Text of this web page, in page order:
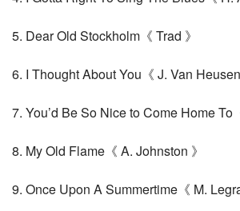
5. Dear Old Stockholm《 Trad 》
6. I Thought About You《 J. Van Heusen
7. You’d Be So Nice to Come Home To
8. My Old Flame《 A. Johnston 》
9. Once Upon A Summertime《 M.